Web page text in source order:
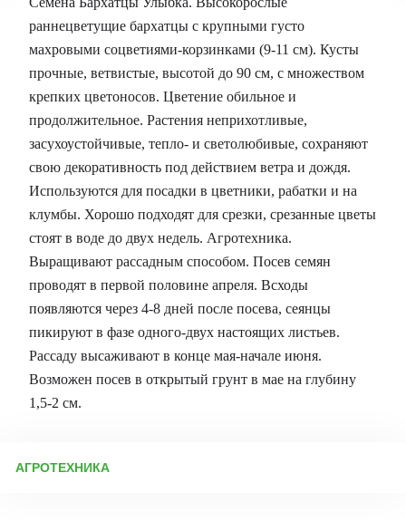
Срок отправки:ежедневно
раннецветущие бархатцы с крупными густо
махровыми соцветиями-корзинками (9-11 см). Кусты
прочные, ветвистые, высотой до 90 см, с множеством
крепких цветоносов. Цветение обильное и
продолжительное. Растения неприхотливые,
засухоустойчивые, тепло- и светолюбивые, сохраняют
свою декоративность под действием ветра и дождя.
Используются для посадки в цветники, рабатки и на
клумбы. Хорошо подходят для срезки, срезанные цветы
стоят в воде до двух недель. Агротехника.
Выращивают рассадным способом. Посев семян
проводят в первой половине апреля. Всходы
появляются через 4-8 дней после посева, сеянцы
пикируют в фазе одного-двух настоящих листьев.
Рассаду высаживают в конце мая-начале июня.
Возможен посев в открытый грунт в мае на глубину
1,5-2 см.
АГРОТЕХНИКА